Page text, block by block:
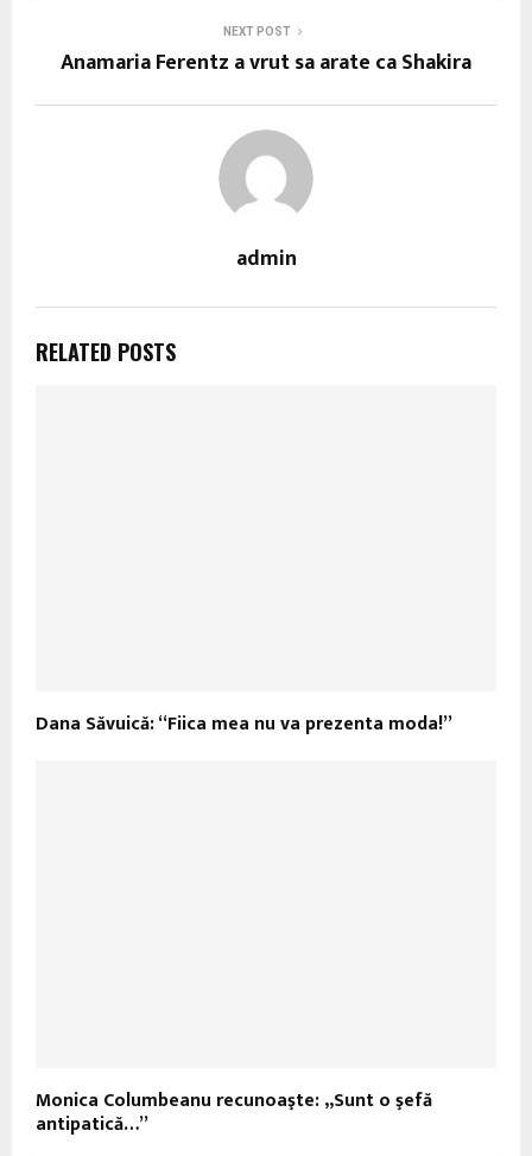
NEXT POST
Anamaria Ferentz a vrut sa arate ca Shakira
admin
RELATED POSTS
Dana Săvuică: “Fiica mea nu va prezenta moda!”
Monica Columbeanu recunoaşte: „Sunt o şefă
antipatică…”